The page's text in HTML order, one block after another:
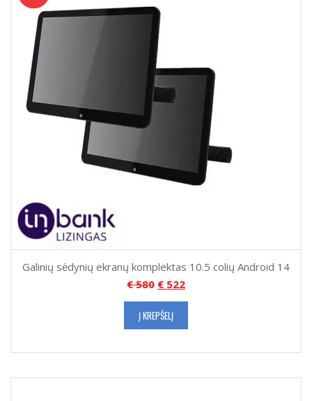
Galinių sėdynių ekranų komplektas 10.5 colių Android 14
€580 € 522
Į KREPŠELĮ